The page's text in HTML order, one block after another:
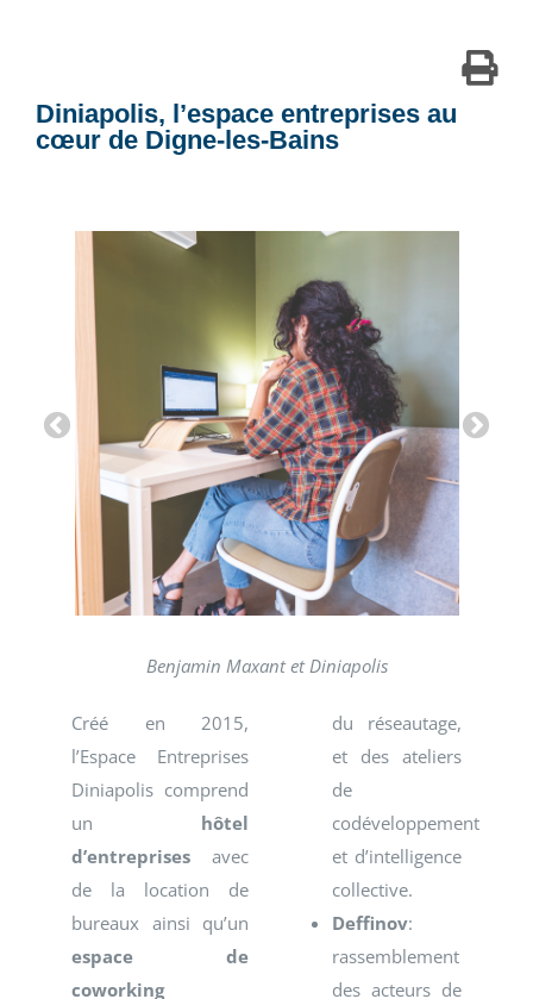
Diniapolis, l’espace entreprises au
cœur de Digne-les-Bains
Benjamin Maxant et Diniapolis
Créé en 2015,
l’Espace Entreprises
Diniapolis comprend
un hôtel
d’entreprises avec
de la location de
bureaux ainsi qu’un
espace de
coworking
du réseautage,
et des ateliers
de
codéveloppement
et d’intelligence
collective.
Deffinov:
rassemblement
des acteurs de